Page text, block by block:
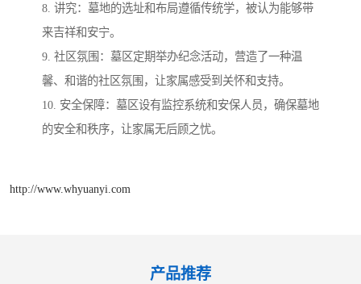
8. 讲究：墓地的选址和布局遵循传统学，被认为能够带
来吉祥和安宁。
9. 社区氛围：墓区定期举办纪念活动，营造了一种温
馨、和谐的社区氛围，让家属感受到关怀和支持。
10. 安全保障：墓区设有监控系统和安保人员，确保墓地
的安全和秩序，让家属无后顾之忧。
http://www.whyuanyi.com
产品推荐